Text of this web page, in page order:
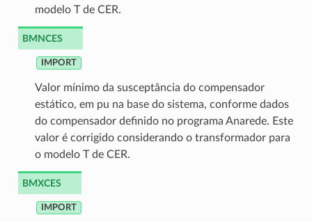
modelo T de CER.
BMNCES
IMPORT
Valor mínimo da susceptância do compensador
estático, em pu na base do sistema, conforme dados
do compensador definido no programa Anarede. Este
valor é corrigido considerando o transformador para
o modelo T de CER.
BMXCES
IMPORT